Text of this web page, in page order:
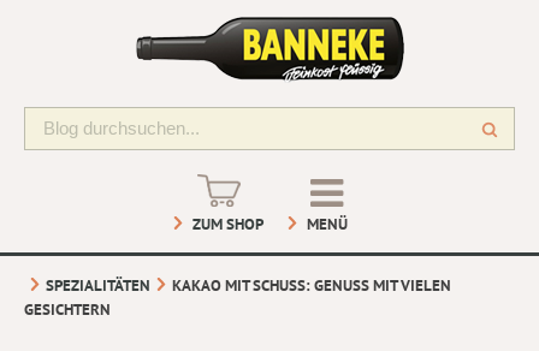
ZUM SHOP MENÜ
SPEZIALITÄTEN
KAKAO MIT SCHUSS: GENUSS MIT VIELEN
GESICHTERN